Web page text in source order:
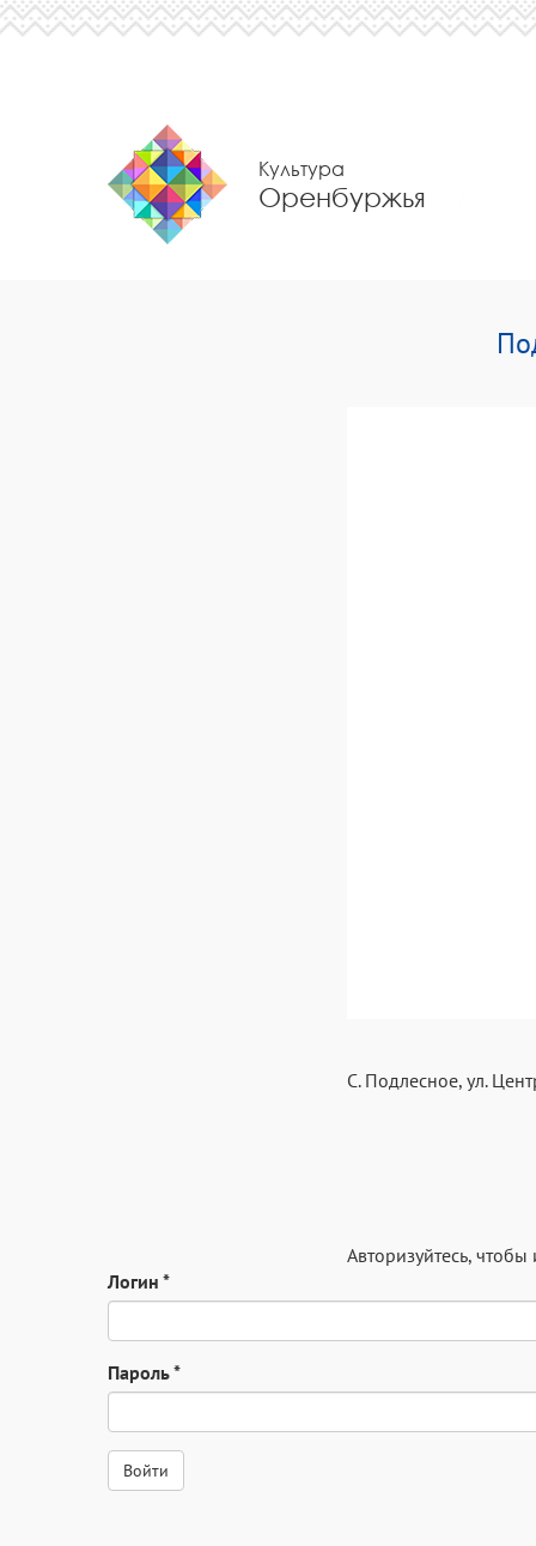
Культура
Оренбуржья
С. Подлесное, ул.
Авторизуйтесь, чтобы
Логин *
Пароль*